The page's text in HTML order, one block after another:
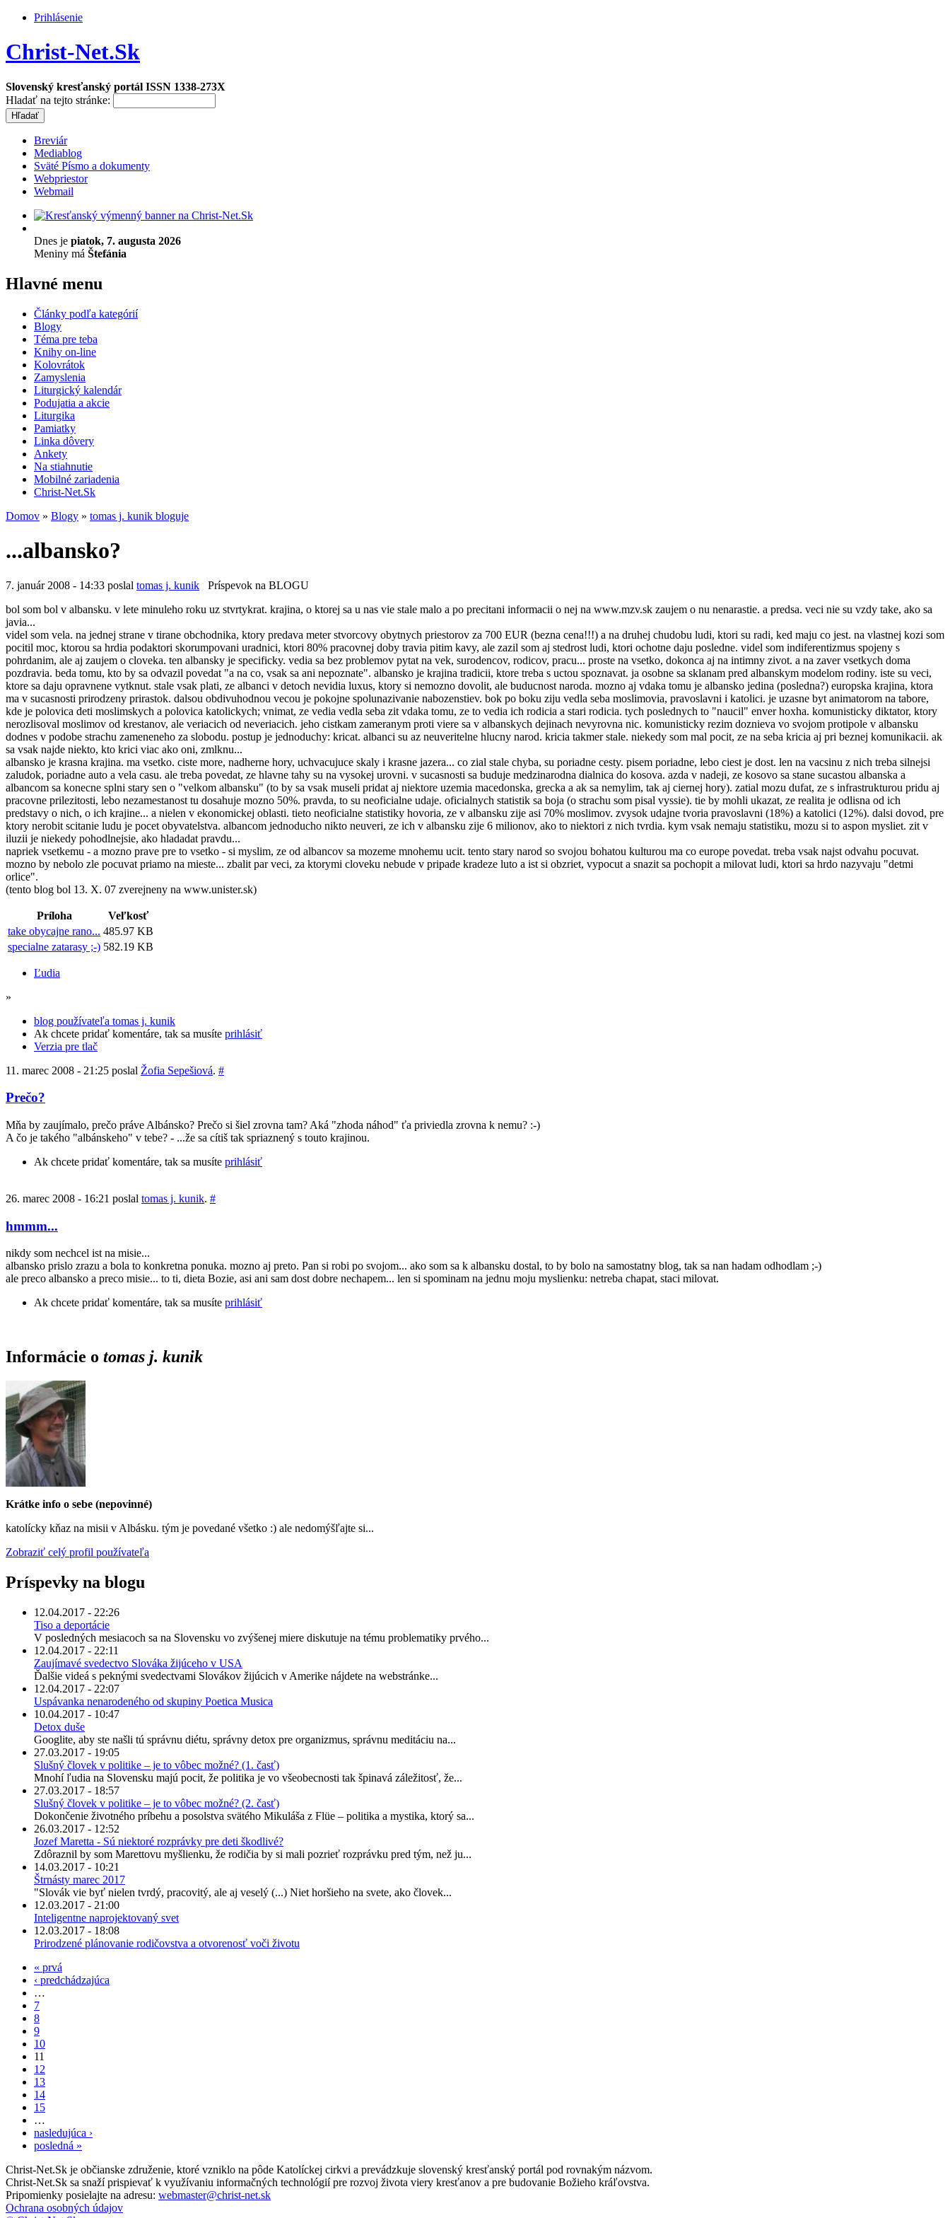
Prihlásenie
Christ-Net.Sk
Slovenský kresťanský portál ISSN 1338-273X
Hladať na tejto stránke:
Breviár
Mediablog
Sväté Písmo a dokumenty
Webpriestor
Webmail
Dnes je piatok, 7. augusta 2026
Meniny má Štefánia
Hlavné menu
Články podľa kategórií
Blogy
Téma pre teba
Knihy on-line
Kolovrátok
Zamyslenia
Liturgický kalendár
Podujatia a akcie
Liturgika
Pamiatky
Linka dôvery
Ankety
Na stiahnutie
Mobilné zariadenia
Christ-Net.Sk
Domov » Blogy » tomas j. kunik bloguje
...albansko?
7. január 2008 - 14:33 poslal tomas j. kunik Príspevok na BLOGU
bol som bol v albansku. v lete minuleho roku uz stvrtykrat. krajina, o ktorej sa u nas vie stale malo a po precitani informacii o nej na www.mzv.sk zaujem o nu nenarastie. a predsa. veci nie su vzdy take, ako sa
javia...
videl som vela. na jednej strane v tirane obchodnika, ktory predava meter stvorcovy obytnych priestorov za 700 EUR (bezna cena!!!) a na druhej chudobu ludi, ktori su radi, ked maju co jest. na vlastnej kozi som
pocitil moc, ktorou sa hrdia podaktori skorumpovani uradnici, ktori 80% pracovnej doby travia pitim kavy, ale zazil som aj stedrost ludi, ktori ochotne daju posledne. videl som indiferentizmus spojeny s
pohrdanim, ale aj zaujem o cloveka. ten albansky je specificky. vedia sa bez problemov pytat na vek, surodencov, rodicov, pracu... proste na vsetko, dokonca aj na intimny zivot. a na zaver vsetkych doma
pozdravia. beda tomu, kto by sa odvazil povedat "a na co, vsak sa ani nepoznate". albansko je krajina tradicii, ktore treba s uctou spoznavat. ja osobne sa sklanam pred albanskym modelom rodiny. iste su veci,
ktore sa daju opravnene vytknut. stale vsak plati, ze albanci v detoch nevidia luxus, ktory si nemozno dovolit, ale buducnost naroda. mozno aj vdaka tomu je albansko jedina (posledna?) europska krajina, ktora
ma v sucasnosti prirodzeny prirastok. dalsou obdivuhodnou vecou je pokojne spolunazivanie nabozenstiev. bok po boku ziju vedla seba moslimovia, pravoslavni i katolici. je uzasne byt animatorom na tabore,
kde je polovica deti moslimskych a polovica katolickych; vnimat, ze vedia vedla seba zit vdaka tomu, ze to vedia ich rodicia a stari rodicia. tych poslednych to "naucil" enver hoxha. komunisticky diktator, ktory
nerozlisoval moslimov od krestanov, ale veriacich od neveriacich. jeho cistkam zameranym proti viere sa v albanskych dejinach nevyrovna nic. komunisticky rezim doznieva vo svojom protipole v albansku
dodnes v podobe strachu zameneneho za slobodu. postup je jednoduchy: kricat. albanci su az neuveritelne hlucny narod. kricia takmer stale. niekedy som mal pocit, ze na seba kricia aj pri beznej komunikacii. ak
sa vsak najde niekto, kto krici viac ako oni, zmlknu...
albansko je krasna krajina. ma vsetko. ciste more, nadherne hory, uchvacujuce skaly i krasne jazera... co zial stale chyba, su poriadne cesty. pisem poriadne, lebo ciest je dost. len na vacsinu z nich treba silnejsi
zaludok, poriadne auto a vela casu. ale treba povedat, ze hlavne tahy su na vysokej urovni. v sucasnosti sa buduje medzinarodna dialnica do kosova. azda v nadeji, ze kosovo sa stane sucastou albanska a
albancom sa konecne splni stary sen o "velkom albansku" (to by sa vsak museli pridat aj niektore uzemia macedonska, grecka a ak sa nemylim, tak aj ciernej hory). zatial mozu dufat, ze s infrastrukturou pridu aj
pracovne prilezitosti, lebo nezamestanost tu dosahuje mozno 50%. pravda, to su neoficialne udaje. oficialnych statistik sa boja (o strachu som pisal vyssie). tie by mohli ukazat, ze realita je odlisna od ich
predstavy o nich, o ich krajine... a nielen v ekonomickej oblasti. tieto neoficialne statistiky hovoria, ze v albansku zije asi 70% moslimov. zvysok udajne tvoria pravoslavni (18%) a katolici (12%). dalsi dovod, pre
ktory nerobit scitanie ludu je pocet obyvatelstva. albancom jednoducho nikto neuveri, ze ich v albansku zije 6 milionov, ako to niektori z nich tvrdia. kym vsak nemaju statistiku, mozu si to aspon mysliet. zit v
iluzii je niekedy pohodlnejsie, ako hladadat pravdu...
napriek vsetkemu - a mozno prave pre to vsetko - si myslim, ze od albancov sa mozeme mnohemu ucit. tento stary narod so svojou bohatou kulturou ma co europe povedat. treba vsak najst odvahu pocuvat.
mozno by nebolo zle pocuvat priamo na mieste... zbalit par veci, za ktorymi cloveku nebude v pripade kradeze luto a ist si obzriet, vypocut a snazit sa pochopit a milovat ludi, ktori sa hrdo nazyvaju "detmi
orlice".
(tento blog bol 13. X. 07 zverejneny na www.unister.sk)
Príloha
Veľkosť
take obycajne rano... 485.97 KB
specialne zatarasy ;-) 582.19 KB
Ľudia
»
blog používateľa tomas j. kunik
Ak chcete pridať komentáre, tak sa musíte prihlásiť
Verzia pre tlač
11. marec 2008 - 21:25 poslal Žofia Sepešiová. #
Prečo?
Mňa by zaujímalo, prečo práve Albánsko? Prečo si šiel zrovna tam? Aká "zhoda náhod" ťa priviedla zrovna k nemu? :-)
A čo je takého "albánskeho" v tebe? - ...že sa cítiš tak spriaznený s touto krajinou.
Ak chcete pridať komentáre, tak sa musíte prihlásiť
26. marec 2008 - 16:21 poslal tomas j. kunik. #
hmmm...
nikdy som nechcel ist na misie...
albansko prislo zrazu a bola to konkretna ponuka. mozno aj preto. Pan si robi po svojom... ako som sa k albansku dostal, to by bolo na samostatny blog, tak sa nan hadam odhodlam ;-)
ale preco albansko a preco misie... to ti, dieta Bozie, asi ani sam dost dobre nechapem... len si spominam na jednu moju myslienku: netreba chapat, staci milovat.
Ak chcete pridať komentáre, tak sa musíte prihlásiť
Informácie o tomas j. kunik
Krátke info o sebe (nepovinné)
katolícky kňaz na misii v Albásku. tým je povedané všetko :) ale nedomýšľajte si...
Zobraziť celý profil používateľa
Príspevky na blogu
12.04.2017 - 22:26
Tiso a deportácie
V posledných mesiacoch sa na Slovensku vo zvýšenej miere diskutuje na tému problematiky prvého...
12.04.2017 - 22:11
Zaujímavé svedectvo Slováka žijúceho v USA
Ďalšie videá s peknými svedectvami Slovákov žijúcich v Amerike nájdete na webstránke...
12.04.2017 - 22:07
Uspávanka nenarodeného od skupiny Poetica Musica
10.04.2017 - 10:47
Detox duše
Googlite, aby ste našli tú správnu diétu, správny detox pre organizmus, správnu meditáciu na...
27.03.2017 - 19:05
Slušný človek v politike – je to vôbec možné? (1. časť)
Mnohí ľudia na Slovensku majú pocit, že politika je vo všeobecnosti tak špinavá záležitosť, že...
27.03.2017 - 18:57
Slušný človek v politike – je to vôbec možné? (2. časť)
Dokončenie životného príbehu a posolstva svätého Mikuláša z Flüe – politika a mystika, ktorý sa...
26.03.2017 - 12:52
Jozef Maretta - Sú niektoré rozprávky pre deti škodlivé?
Zdôraznil by som Marettovu myšlienku, že rodičia by si mali pozrieť rozprávku pred tým, než ju...
14.03.2017 - 10:21
Štrnásty marec 2017
"Slovák vie byť nielen tvrdý, pracovitý, ale aj veselý (...) Niet horšieho na svete, ako človek...
12.03.2017 - 21:00
Inteligentne naprojektovaný svet
12.03.2017 - 18:08
Prirodzené plánovanie rodičovstva a otvorenosť voči životu
« prvá
‹ predchádzajúca
…
7
8
9
10
11
12
13
14
15
…
nasledujúca ›
posledná »
Christ-Net.Sk je občianske združenie, ktoré vzniklo na pôde Katolíckej cirkvi a prevádzkuje slovenský kresťanský portál pod rovnakým názvom.
Christ-Net.Sk sa snaží prispievať k využívaniu informačných technológií pre rozvoj života viery kresťanov a pre budovanie Božieho kráľovstva.
Pripomienky posielajte na adresu: webmaster@christ-net.sk
Ochrana osobných údajov